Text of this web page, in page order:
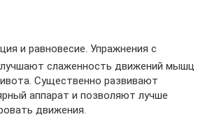
и равновесие. Упражнения с
слаженность движений мышц
Существенно развивают
аппарат и позволяют лучше
движения.